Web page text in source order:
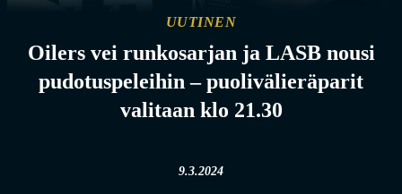
UUTINEN
Oilers vei runkosarjan ja LASB nousi
pudotuspeleihin – puolivälieräparit
valitaan klo 21.30
9.3.2024